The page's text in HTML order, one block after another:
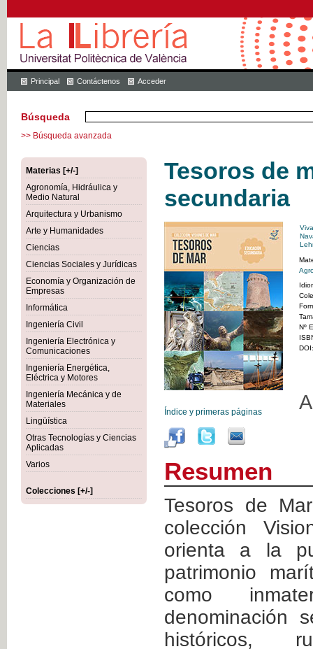
Principal Contáctenos Acceder
Búsqueda
>> Búsqueda avanzada
Materias [+/-]
Agronomía, Hidráulica y
Medio Natural
Arquitectura y Urbanismo
Arte y Humanidades
Ciencias
Ciencias Sociales y Jurídicas
Economía y Organización de
Empresas
Informática
Ingeniería Civil
Ingeniería Electrónica y
Comunicaciones
Ingeniería Energética,
Eléctrica y Motores
Ingeniería Mecánica y de
Materiales
Lingüística
Otras Tecnologías y Ciencias
Aplicadas
Varios
Colecciones [+/-]
Tesoros de
secundaria
Índice y primeras páginas
Nº
Resumen
Tesoros de
colección
orienta a la
patrimonio
como
denominación
históricos,